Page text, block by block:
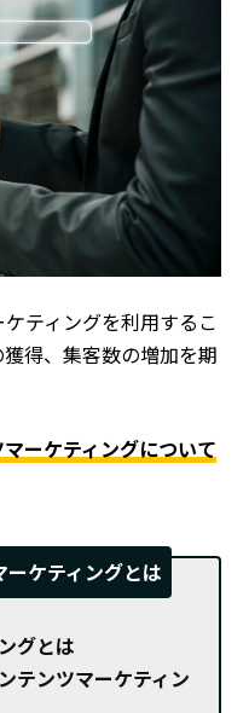
ティングを利用するこ
得、集客数の増加を期
ーケティングについて
ケティングとは
グとは
テンツマーケティン